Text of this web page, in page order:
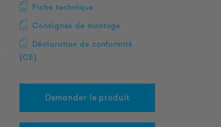
Fiche technique
Consignes de montage
Déclaration de conformité
(CE)
Demander le produit